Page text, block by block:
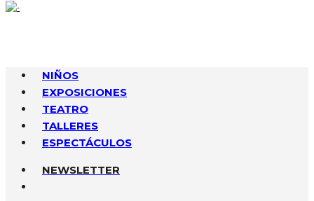
NIÑOS
EXPOSICIONES
TEATRO
TALLERES
ESPECTÁCULOS
NEWSLETTER